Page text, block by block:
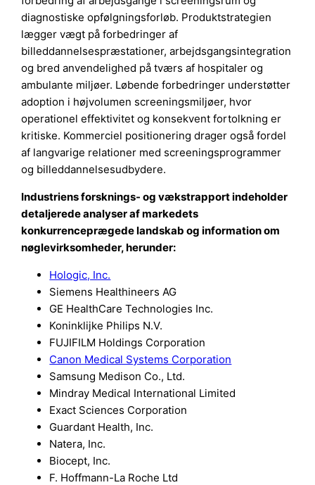
diagnostiske opfølgningsforløb. Produktstrategien
lægger vægt på forbedringer af
billeddannelsespræstationer, arbejdsgangsintegration
og bred anvendelighed på tværs af hospitaler og
ambulante miljøer. Løbende forbedringer understøtter
adoption i højvolumen screeningsmiljøer, hvor
operationel effektivitet og konsekvent fortolkning er
kritiske. Kommerciel positionering drager også fordel
af langvarige relationer med screeningsprogrammer
og billeddannelsesudbydere.
Industriens forsknings- og vækstrapport indeholder
detaljerede analyser af markedets
konkurrenceprægede landskab og information om
nøglevirksomheder, herunder:
Hologic, Inc.
Siemens Healthineers AG
GE HealthCare Technologies Inc.
Koninklijke Philips N.V.
FUJIFILM Holdings Corporation
Canon Medical Systems Corporation
Samsung Medison Co., Ltd.
Mindray Medical International Limited
Exact Sciences Corporation
Guardant Health, Inc.
Natera, Inc.
Biocept, Inc.
F. Hoffmann-La Roche Ltd